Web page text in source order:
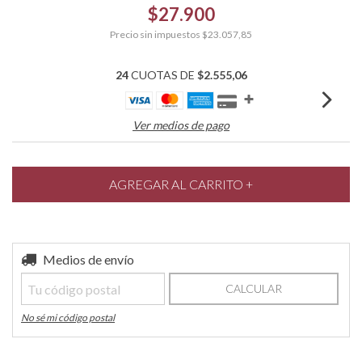
$27.900
Precio sin impuestos $23.057,85
24CUOTAS DE $2.555,06
Ver medios de pago
Entregas para el CP:
Medios de envío
CALCULAR
No sé mi código postal